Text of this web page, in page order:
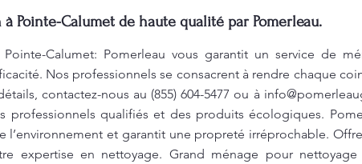
Pointe-Calumet de haute qualité par Pomerleau.
Calumet: Pomerleau vous garantit un service de
Nos professionnels se consacrent à rendre chaque
contactez-nous au (855) 604-5477 ou à
professionnels qualifiés et des produits écologiques.
l’environnement et garantit une propreté irréprochable.
expertise en nettoyage. Grand ménage pour nettoyage